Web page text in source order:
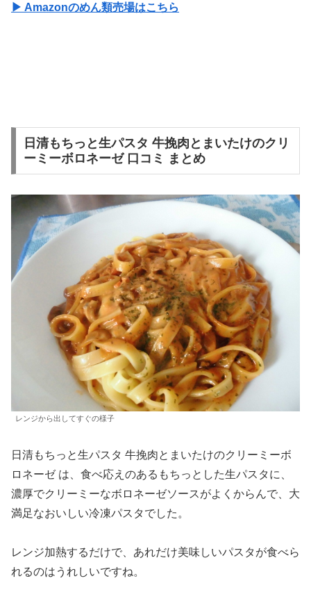
▶ Amazonのめん類売場はこちら
日清もちっと生パスタ 牛挽肉とまいたけのクリ
ーミーボロネーゼ 口コミ まとめ
レンジから出してすぐの様子
日清もちっと生パスタ 牛挽肉とまいたけのクリーミーボ
ロネーゼ は、食べ応えのあるもちっとした生パスタに、
濃厚でクリーミーなボロネーゼソースがよくからんで、大
満足なおいしい冷凍パスタでした。
レンジ加熱するだけで、あれだけ美味しいパスタが食べら
れるのはうれしいですね。